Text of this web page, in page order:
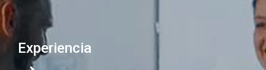
Experiencia